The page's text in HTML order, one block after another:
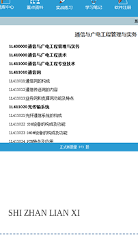
SHI ZHAN LIAN XI